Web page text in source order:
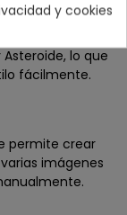
Asteroide, lo que
fácilmente.
permite crear
imágenes
y cookies